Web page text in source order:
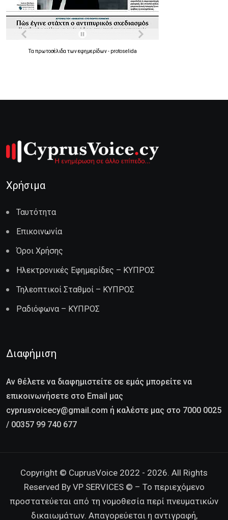
Τα πρωτοσέλιδα τωνεφημερίδων- protoselida
Χρήσιμα
Ταυτότητα
Επικοινωνία
Όροι Χρήσης
Ηλεκτρονικές Εφημερίδες – ΚΥΠΡΟΣ
Τηλεοπτικοί Σταθμοί – ΚΥΠΡΟΣ
Ραδιόφωνα – ΚΥΠΡΟΣ
Διαφήμιση
Αν θέλετε να διαφημιστείτε σε εμάς μπορείτε να
επικοινωνήσετε στο Email μας
cyprusvoicecy@gmail.com ή καλέστε μας στο 7000 0025
/ 00357 99 740 677
Copyright © CuprusVoice 2022 - 2026. All Rights
Reserved By VP SERVICES © – Το περιεχόμενο
προστατεύεται από τη νομοθεσία περί πνευματικών
δικαιωμάτων. Απαγορεύεται η αντιγραφή,